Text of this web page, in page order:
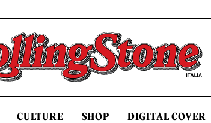
Rolling Stone Italia
CULTURE SHOP DIGITAL COVER